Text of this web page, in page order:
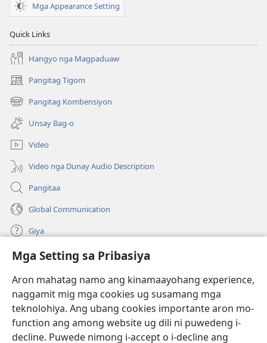
Mga Setting sa Pribasiya
Aron mahatag namo ang kinamaayohang experience,
naggamit mig mga cookies ug susamang mga
teknolohiya. Ang ubang cookies importante aron mo-
function ang among website ug dili ni puwedeng i-
decline. Puwede nimong i-accept o i-decline ang
Mga Appearance Setting
Quick Links
Hangyo nga Magpaduaw
Pangitag Tigom
(mo-
open
ug
bag-
ong
window)
Pangitag Kombensiyon
(mo-
open
ug
bag-
ong
window)
Unsay Bag-o
Video
Video nga Dunay Audio Description
Pangitaa
Global Communication
Giya
Donasyon
(mo-
open
bag-
ong
window)
Watchtower ONLINE NGA LIBRARYA
(mo-
open
ug
bag-
JW Hub
(mo-
open